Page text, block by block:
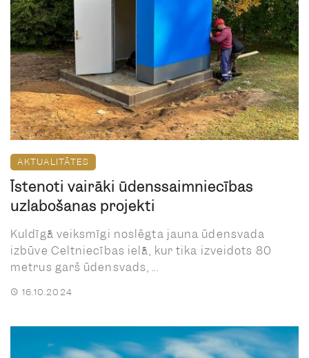
AKTUALITĀTES
Īstenoti vairāki ūdenssaimniecības
uzlabošanas projekti
Kuldīgā veiksmīgi noslēgta jauna ūdensvada
izbūve Celtniecības ielā, kur tika izveidots 80
metrus garš ūdensvads, ...
16.10.2024